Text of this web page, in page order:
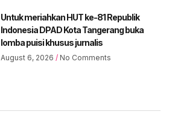
Untuk meriahkan HUT ke-81 Republik
Indonesia DPAD Kota Tangerang buka
lomba puisi khusus jurnalis
August 6, 2026 No Comments